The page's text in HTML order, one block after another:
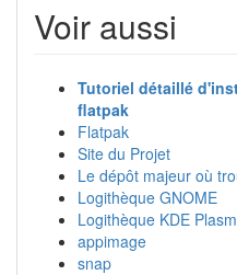
Voir aussi
Tutoriel détaillé
flatpak
Flatpak
Site du Projet
Le dépôt majeur où
Logithèque GNOME
Logithèque KDE
appimage
snap